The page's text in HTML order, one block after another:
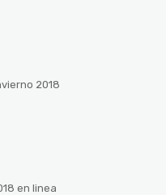
2018
en linea